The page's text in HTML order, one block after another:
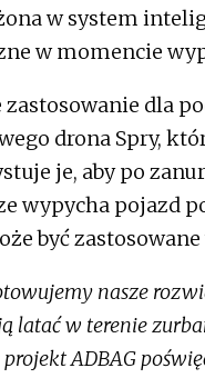
w system
w momencie
zastosowanie dla
drona Spry,
je, aby po
wypycha pojazd
być
nasze
latać w terenie
ADBAG